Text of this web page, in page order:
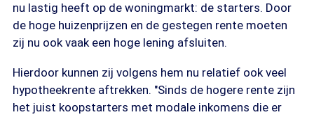
nu lastig heeft op de woningmarkt: de starters. Door
de hoge huizenprijzen en de gestegen rente moeten
zij nu ook vaak een hoge lening afsluiten.
Hierdoor kunnen zij volgens hem nu relatief ook veel
hypotheekrente aftrekken. "Sinds de hogere rente zijn
het juist koopstarters met modale inkomens die er